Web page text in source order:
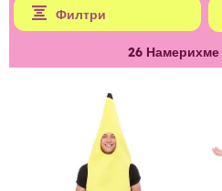
Филтри
26Намерихме